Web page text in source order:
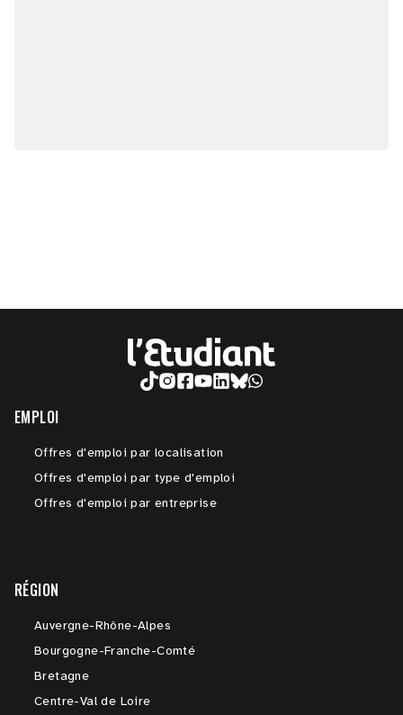
EMPLOI
Offres d'emploi par localisation
Offres d'emploi par type d'emploi
Offres d'emploi par entreprise
RÉGION
Auvergne-Rhône-Alpes
Bourgogne-Franche-Comté
Bretagne
Centre-Val de Loire